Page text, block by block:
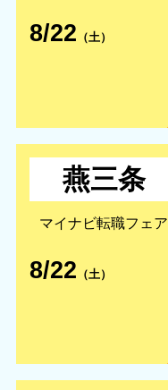
8/22 （土）
燕三条
マイナビ転職フェア
8/22 （土）